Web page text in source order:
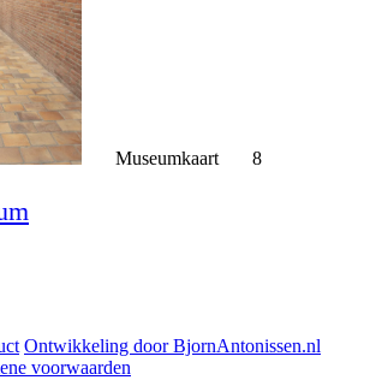
Museumkaart 8
Ontwikkeling door BjornAntonissen.nl
voorwaarden